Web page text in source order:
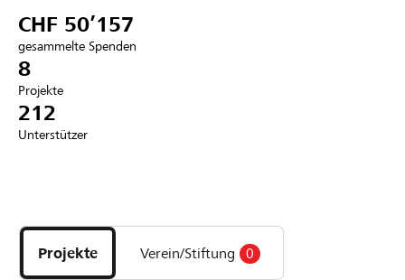
Anmelden
DE FR IT
CHF 50’157
gesammelte Spenden
8
Projekte
212
Unterstützer
Projekte
und
Organisationen
Projekte Verein/Stiftung 0